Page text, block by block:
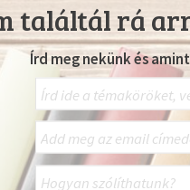
találtál rá
Írd meg nekünk és